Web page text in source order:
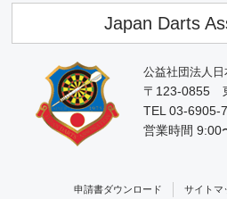
Japan Darts
公益社団法人
〒123-0855
TEL 03-6905-
営業時間 9:00
申請書ダウンロード サイトマ